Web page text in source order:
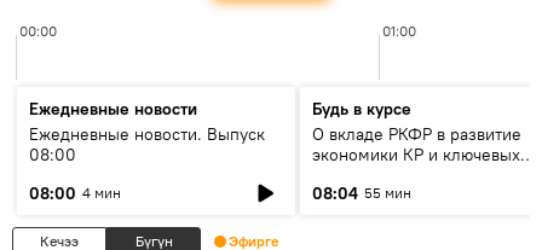
00:00 01:00
Ежедневные новости
Ежедневные новости. Выпуск
08:00
08:00 4 мин
Будь в курсе
О вкладе РКФР в развитие
экономики КР и ключевых
08:04 55 мин
Кечээ Бүгүн Эфирге